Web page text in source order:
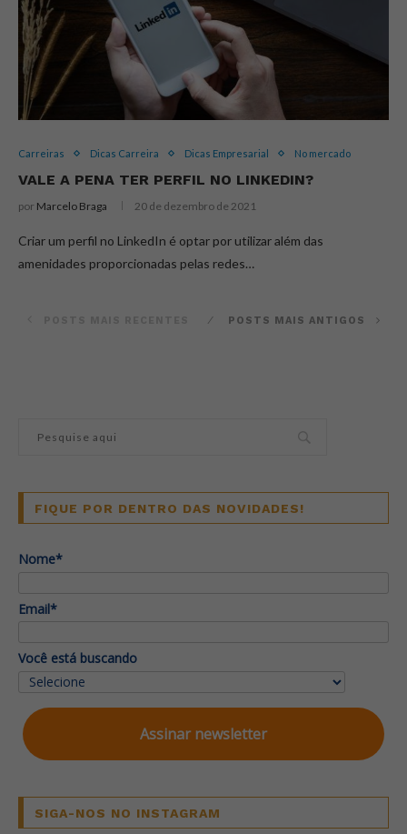
Carreiras Dicas Carreira Dicas Empresarial No mercado
VALE A PENA TER PERFIL NO LINKEDIN?
por Marcelo Braga 20 de dezembro de 2021
Criar um perfil no LinkedIn é optar por utilizar além das
amenidades proporcionadas pelas redes…
POSTS MAIS ANTIGOS
FIQUE POR DENTRO DAS NOVIDADES!
Nome*
Email*
Você está buscando
Assinar newsletter
SIGA-NOS NO INSTAGRAM